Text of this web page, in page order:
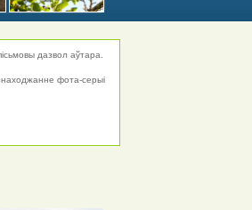
дазвол аўтара.
фота-серыі